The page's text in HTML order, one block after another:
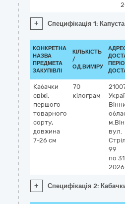
+ Специфікація 1:
КОНКРЕТНА
НАЗВА
ПРЕДМЕТА
ЗАКУПІВЛІ
КІЛЬКІСТЬ
/
ОД.ВИМІРУ
Кабачки
свіжі,
першого
товарного
сорту,
довжина
7-26 см
70
кілограм
вул.
99
по
2026
+ Специфікація 2: